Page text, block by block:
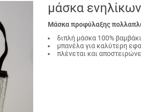
μάσκα
Μάσκα προφύλαξης
διπλή μάσκα 100%
μπανέλα για καλύτερη
πλένεται και